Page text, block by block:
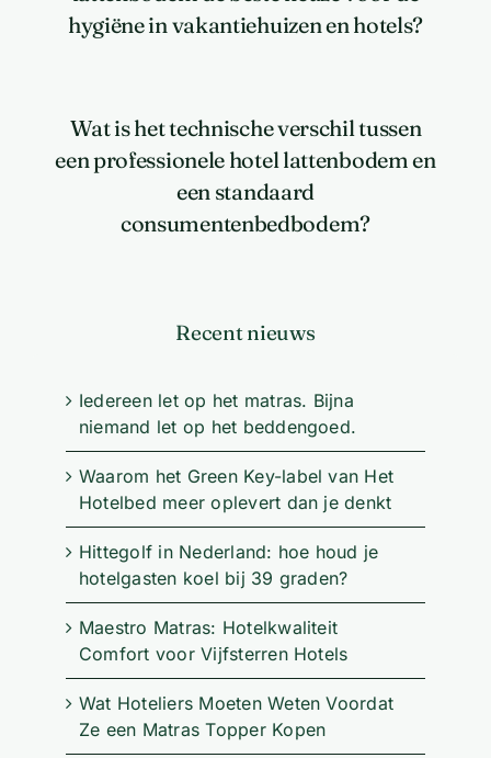
hygiëne in vakantiehuizen en hotels?
Wat is het technische verschil tussen
een professionele hotel lattenbodem en
een standaard
consumentenbedbodem?
Recent nieuws
Iedereen let op het matras. Bijna
niemand let op het beddengoed.
Waarom het Green Key-label van Het
Hotelbed meer oplevert dan je denkt
Hittegolf in Nederland: hoe houd je
hotelgasten koel bij 39 graden?
Maestro Matras: Hotelkwaliteit
Comfort voor Vijfsterren Hotels
Wat Hoteliers Moeten Weten Voordat
Ze een Matras Topper Kopen